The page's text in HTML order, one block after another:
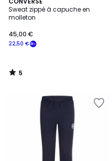
Sweat zippé à capuche en
molleton
22,50 €
45,00 €
/
5
5
/